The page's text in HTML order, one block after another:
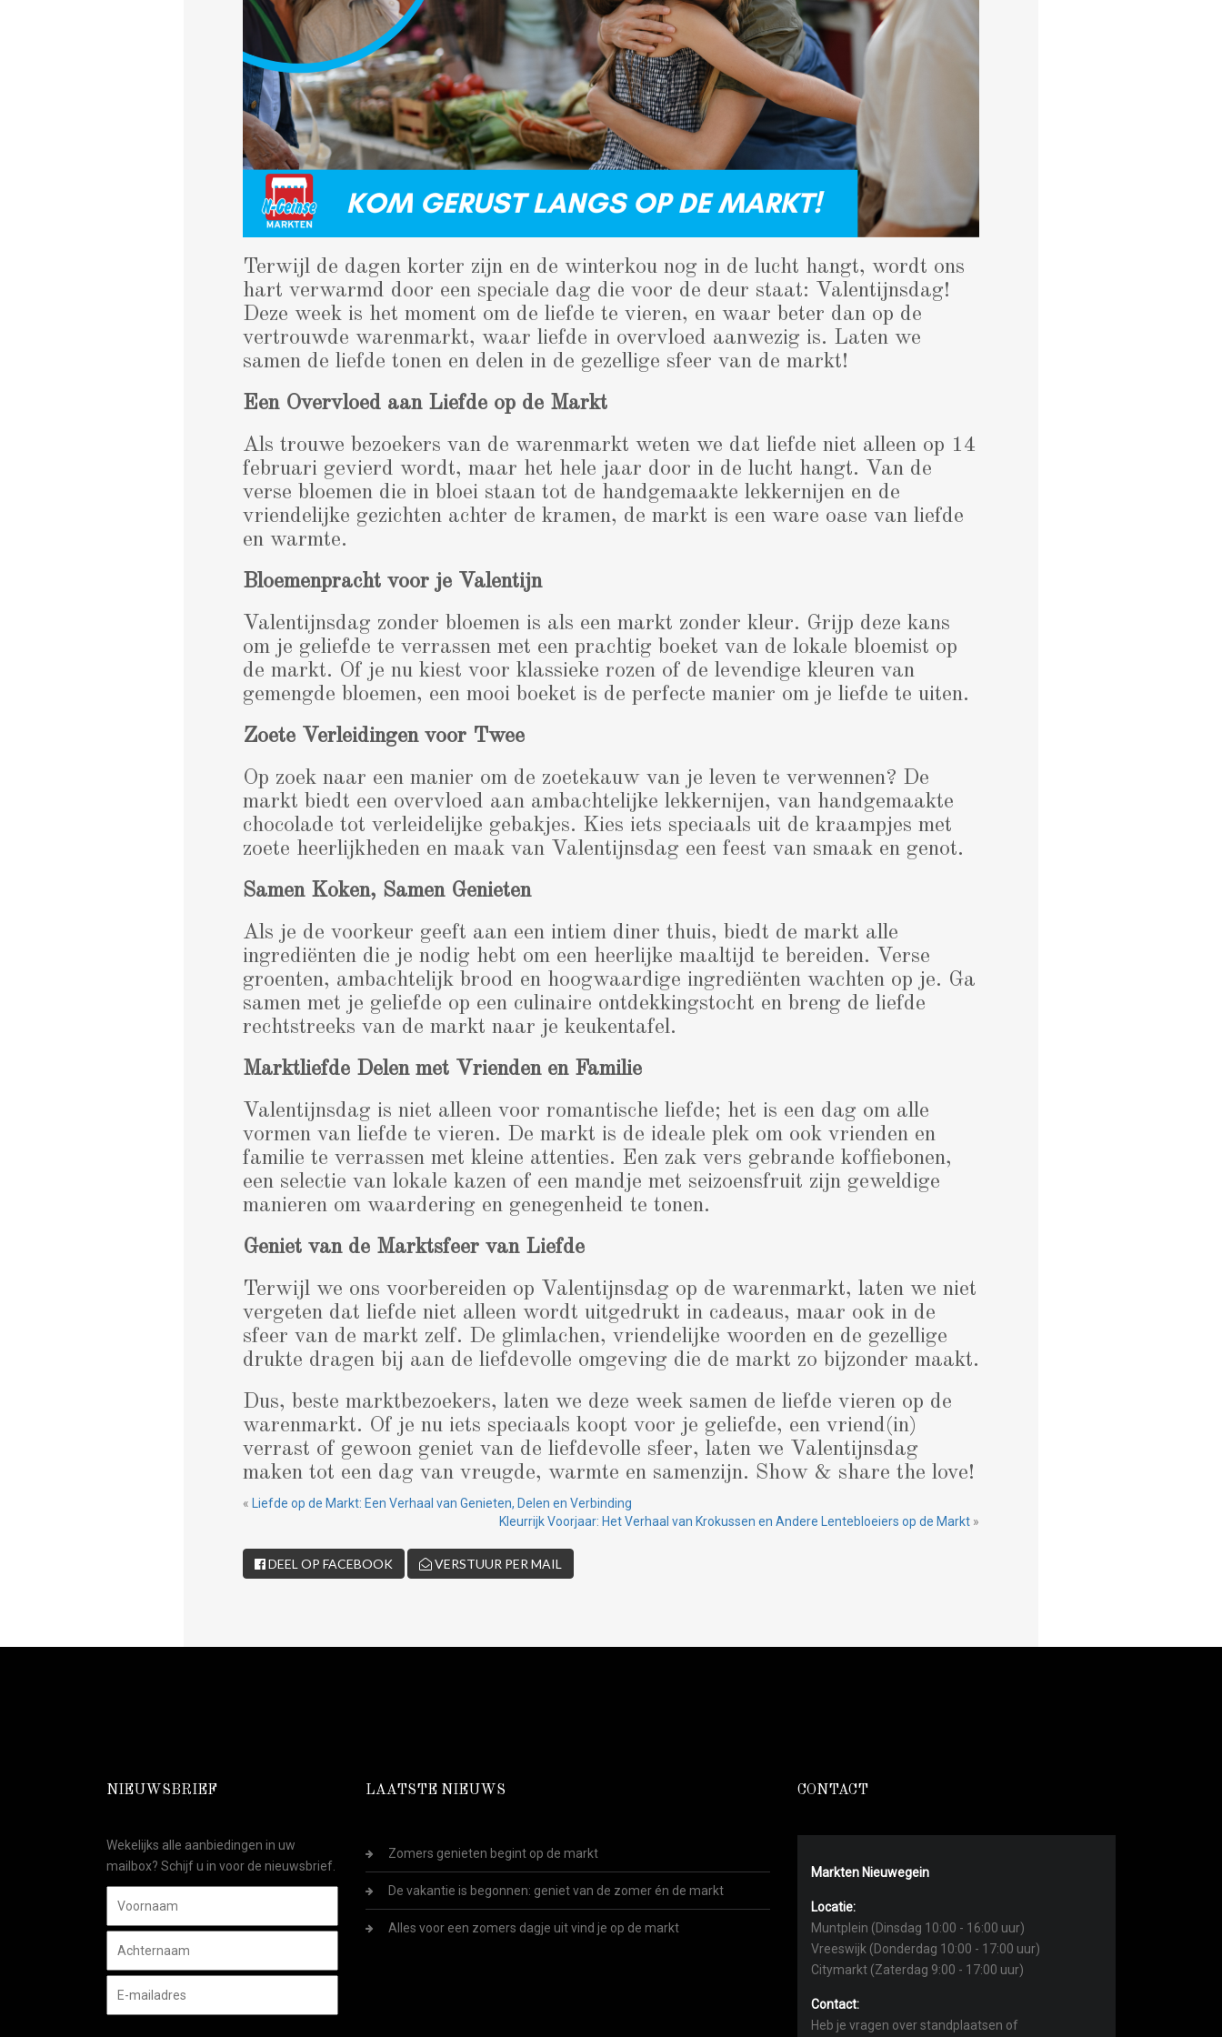
Terwijl de dagen korter zijn en de winterkou nog in de lucht hangt, wordt ons
hart verwarmd door een speciale dag die voor de deur staat: Valentijnsdag!
Deze week is het moment om de liefde te vieren, en waar beter dan op de
vertrouwde warenmarkt, waar liefde in overvloed aanwezig is. Laten we
samen de liefde tonen en delen in de gezellige sfeer van de markt!
Een Overvloed aan Liefde op de Markt
Als trouwe bezoekers van de warenmarkt weten we dat liefde niet alleen op 14
februari gevierd wordt, maar het hele jaar door in de lucht hangt. Van de
verse bloemen die in bloei staan tot de handgemaakte lekkernijen en de
vriendelijke gezichten achter de kramen, de markt is een ware oase van liefde
en warmte.
Bloemenpracht voor je Valentijn
Valentijnsdag zonder bloemen is als een markt zonder kleur. Grijp deze kans
om je geliefde te verrassen met een prachtig boeket van de lokale bloemist op
de markt. Of je nu kiest voor klassieke rozen of de levendige kleuren van
gemengde bloemen, een mooi boeket is de perfecte manier om je liefde te uiten.
Zoete Verleidingen voor Twee
Op zoek naar een manier om de zoetekauw van je leven te verwennen? De
markt biedt een overvloed aan ambachtelijke lekkernijen, van handgemaakte
chocolade tot verleidelijke gebakjes. Kies iets speciaals uit de kraampjes met
zoete heerlijkheden en maak van Valentijnsdag een feest van smaak en genot.
Samen Koken, Samen Genieten
Als je de voorkeur geeft aan een intiem diner thuis, biedt de markt alle
ingrediënten die je nodig hebt om een heerlijke maaltijd te bereiden. Verse
groenten, ambachtelijk brood en hoogwaardige ingrediënten wachten op je. Ga
samen met je geliefde op een culinaire ontdekkingstocht en breng de liefde
rechtstreeks van de markt naar je keukentafel.
Marktliefde Delen met Vrienden en Familie
Valentijnsdag is niet alleen voor romantische liefde; het is een dag om alle
vormen van liefde te vieren. De markt is de ideale plek om ook vrienden en
familie te verrassen met kleine attenties. Een zak vers gebrande koffiebonen,
een selectie van lokale kazen of een mandje met seizoensfruit zijn geweldige
manieren om waardering en genegenheid te tonen.
Geniet van de Marktsfeer van Liefde
Terwijl we ons voorbereiden op Valentijnsdag op de warenmarkt, laten we niet
vergeten dat liefde niet alleen wordt uitgedrukt in cadeaus, maar ook in de
sfeer van de markt zelf. De glimlachen, vriendelijke woorden en de gezellige
drukte dragen bij aan de liefdevolle omgeving die de markt zo bijzonder maakt.
Dus, beste marktbezoekers, laten we deze week samen de liefde vieren op de
warenmarkt. Of je nu iets speciaals koopt voor je geliefde, een vriend(in)
verrast of gewoon geniet van de liefdevolle sfeer, laten we Valentijnsdag
maken tot een dag van vreugde, warmte en samenzijn. Show & share the love!
«
Liefde op de Markt: Een Verhaal van Genieten, Delen en Verbinding
Kleurrijk Voorjaar: Het Verhaal van Krokussen en Andere Lentebloeiers op de Markt »
DEEL OP FACEBOOK VERSTUUR PER MAIL
NIEUWSBRIEF
Wekelijks alle aanbiedingen in uw
mailbox? Schijf u in voor de nieuwsbrief.
LAATSTE NIEUWS
Zomers genieten begint op de markt
De vakantie is begonnen: geniet van de zomer én de markt
Alles voor een zomers dagje uit vind je op de markt
CONTACT
Markten Nieuwegein
Locatie:
Muntplein (Dinsdag 10:00 - 16:00 uur)
Vreeswijk (Donderdag 10:00 - 17:00 uur)
Citymarkt (Zaterdag 9:00 - 17:00 uur)
Contact:
Heb je vragen over standplaatsen of